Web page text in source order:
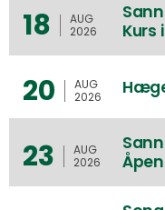
18
AUG
2026
Kurs
20
AUG
2026
23
AUG
2026